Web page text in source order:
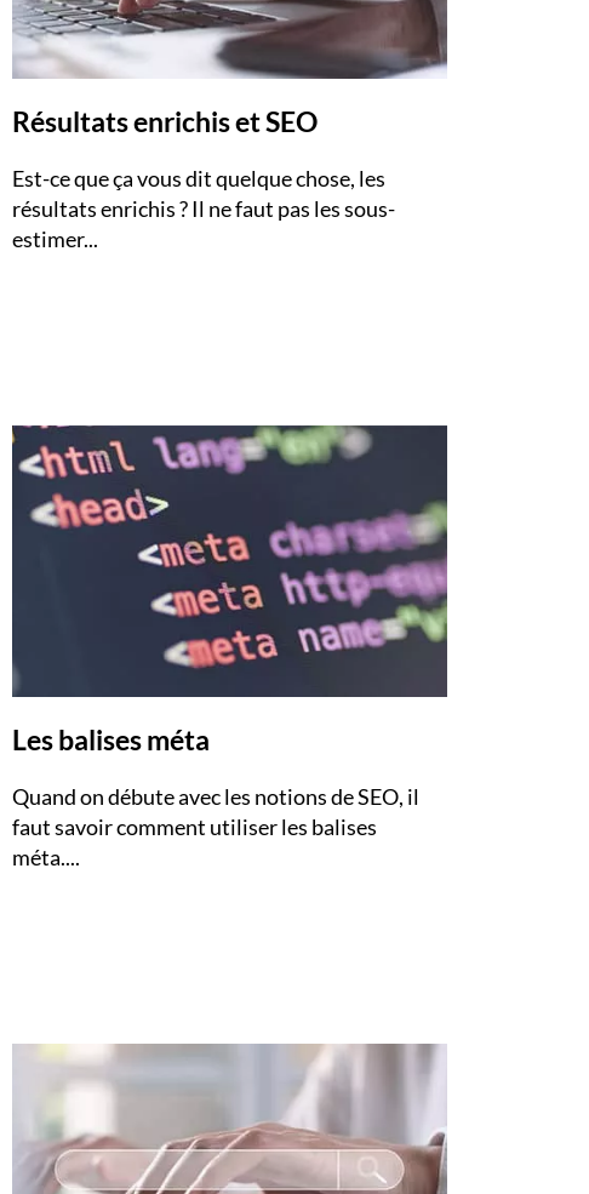
Employeurs
Publiez une offre d'emploi
Résultats enrichis et SEO
Est-ce que ça vous dit quelque chose, les
résultats enrichis ? Il ne faut pas les sous-
estimer...
Les balises méta
Quand on débute avec les notions de SEO, il
faut savoir comment utiliser les balises
méta....